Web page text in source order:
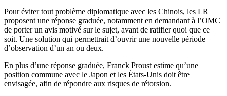
Pour éviter tout problème diplomatique avec les Chinois, les LR
proposent une réponse graduée, notamment en demandant à l’OMC
de porter un avis motivé sur le sujet, avant de ratifier quoi que ce
soit. Une solution qui permettrait d’ouvrir une nouvelle période
d’observation d’un an ou deux.
En plus d’une réponse graduée, Franck Proust estime qu’une
position commune avec le Japon et les États-Unis doit être
envisagée, afin de répondre aux risques de rétorsion.